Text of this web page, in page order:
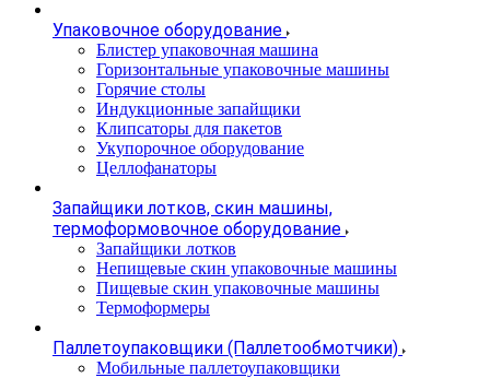
Упаковочное оборудование
Блистер упаковочная машина
Горизонтальные упаковочные машины
Горячие столы
Индукционные запайщики
Клипсаторы для пакетов
Укупорочное оборудование
Целлофанаторы
Запайщики лотков, скин машины,
термоформовочное оборудование
Запайщики лотков
Непищевые скин упаковочные машины
Пищевые скин упаковочные машины
Термоформеры
Паллетоупаковщики (Паллетообмотчики)
Мобильные паллетоупаковщики